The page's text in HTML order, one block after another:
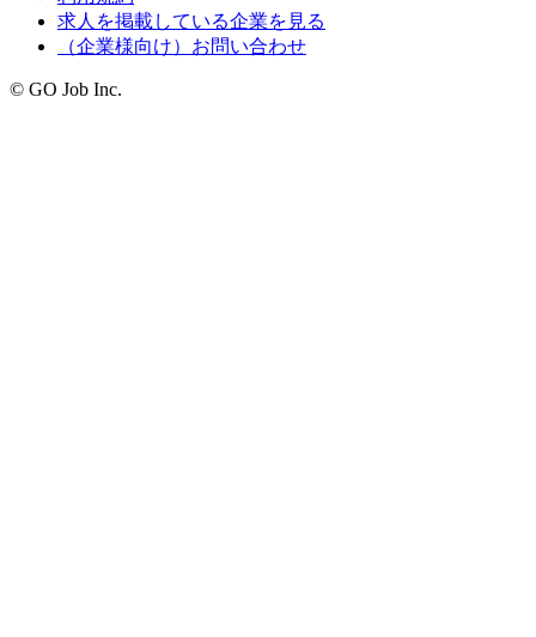
求人を掲載している企業を見る
（企業様向け）お問い合わせ
© GO Job Inc.